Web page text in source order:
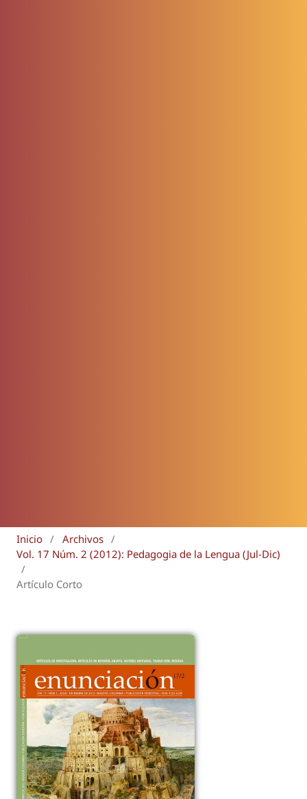
Inicio / Archivos /
Vol. 17 Núm. 2 (2012): Pedagogia de la Lengua (Jul-Dic)
/
Artículo Corto